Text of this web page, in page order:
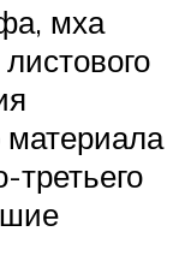
мха
материала
третьего